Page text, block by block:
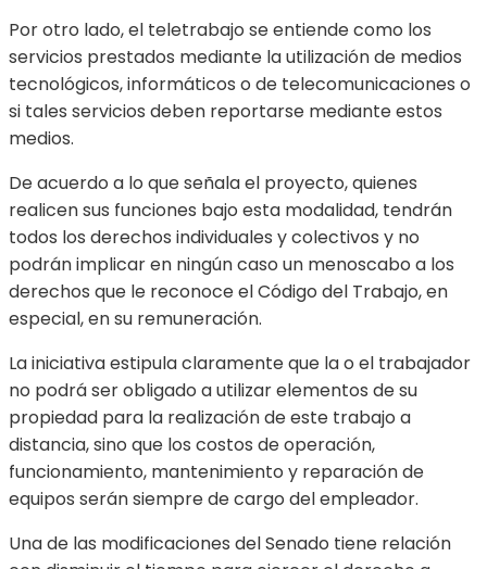
Por otro lado, el teletrabajo se entiende como los
servicios prestados mediante la utilización de medios
tecnológicos, informáticos o de telecomunicaciones o
si tales servicios deben reportarse mediante estos
medios.
De acuerdo a lo que señala el proyecto, quienes
realicen sus funciones bajo esta modalidad, tendrán
todos los derechos individuales y colectivos y no
podrán implicar en ningún caso un menoscabo a los
derechos que le reconoce el Código del Trabajo, en
especial, en su remuneración.
La iniciativa estipula claramente que la o el trabajador
no podrá ser obligado a utilizar elementos de su
propiedad para la realización de este trabajo a
distancia, sino que los costos de operación,
funcionamiento, mantenimiento y reparación de
equipos serán siempre de cargo del empleador.
Una de las modificaciones del Senado tiene relación